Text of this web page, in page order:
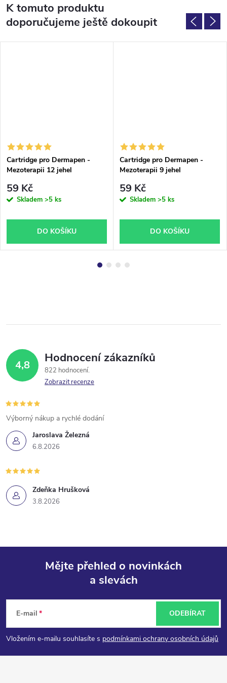
K tomuto produktu
doporučujeme ještě dokoupit
Cartridge pro Dermapen -
Mezoterapii 12 jehel
59 Kč
Skladem >5 ks
DO KOŠÍKU
Cartridge pro Dermapen -
Mezoterapii 9 jehel
59 Kč
Skladem >5 ks
DO KOŠÍKU
4,8 Hodnocení zákazníků
822 hodnocení
Zobrazit recenze
Jaroslava Železná
6.8.2026
Výborný nákup a rychlé dodání
Zdeňka Hrušková
3.8.2026
p
Mějte přehled o novinkách
a slevách
E-mail
Vložením e-mailu souhlasíte s podmínkami ochrany osobních údajů
ODEBÍRAT